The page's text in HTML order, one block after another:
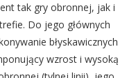
tak gry obronnej, jak i
Do jego głównych
błyskawicznych
wzrost i wysoką